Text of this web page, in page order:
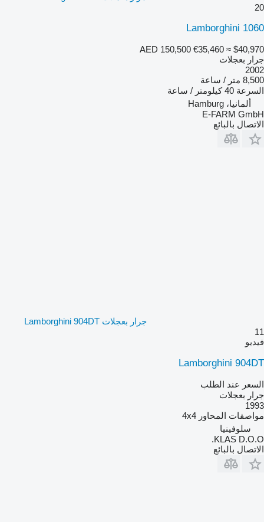
20
Lamborghini 1060
AED 150,500 €35,460 ≈ $40,970
جرار بعجلات
2002
8,500 متر / ساعة
السرعة 40 كيلومتر / ساعة
ألمانيا، Hamburg
E-FARM GmbH
الاتصال بالبائع
جرار بعجلات Lamborghini 904DT
11
فيديو
Lamborghini 904DT
السعر عند الطلب
جرار بعجلات
1993
مواصفات المحاور 4x4
سلوفينيا
KLAS D.O.O.
الاتصال بالبائع